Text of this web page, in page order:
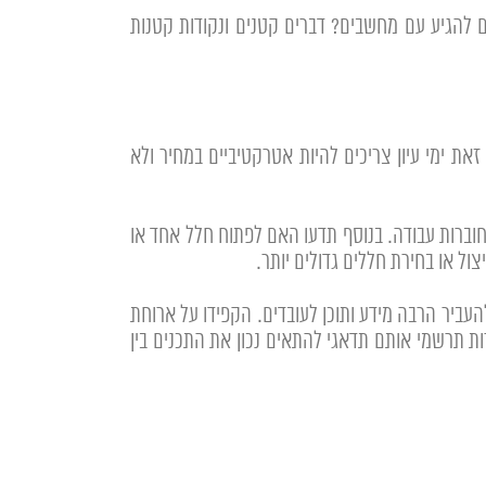
עם מחשבים? דברים קטנים ונקודות קטנות
ימי עיון צריכים להיות אטרקטיביים במחיר ולא
עבודה. בנוסף תדעו האם לפתוח חלל אחד או
הרבה מידע ותוכן לעובדים. הקפידו על ארוחת
מטרות תרשמי אותם תדאגי להתאים נכון את התכנים בין